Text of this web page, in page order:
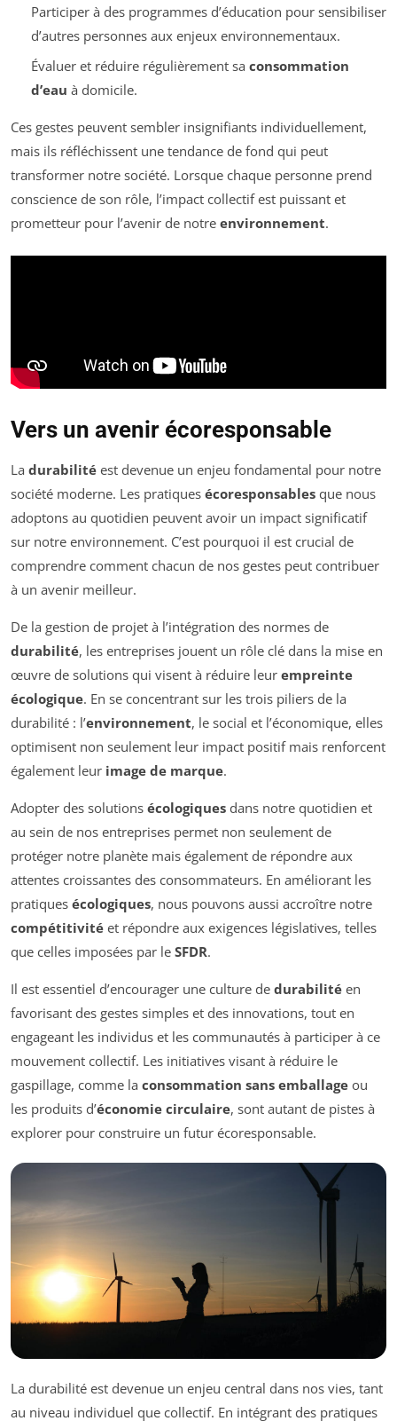
Participer à des programmes d’éducation pour sensibiliser
d’autres personnes aux enjeux environnementaux.
Évaluer et réduire régulièrement sa consommation
d’eau à domicile.
Ces gestes peuvent sembler insignifiants individuellement,
mais ils réfléchissent une tendance de fond qui peut
transformer notre société. Lorsque chaque personne prend
conscience de son rôle, l’impact collectif est puissant et
prometteur pour l’avenir de notre environnement.
Vers un avenir écoresponsable
La durabilité est devenue un enjeu fondamental pour notre
société moderne. Les pratiques écoresponsables que nous
adoptons au quotidien peuvent avoir un impact significatif
sur notre environnement. C’est pourquoi il est crucial de
comprendre comment chacun de nos gestes peut contribuer
à un avenir meilleur.
De la gestion de projet à l’intégration des normes de
durabilité, les entreprises jouent un rôle clé dans la mise en
œuvre de solutions qui visent à réduire leur empreinte
écologique. En se concentrant sur les trois piliers de la
durabilité : l’environnement, le social et l’économique, elles
optimisent non seulement leur impact positif mais renforcent
également leur image de marque.
Adopter des solutions écologiques dans notre quotidien et
au sein de nos entreprises permet non seulement de
protéger notre planète mais également de répondre aux
attentes croissantes des consommateurs. En améliorant les
pratiques écologiques, nous pouvons aussi accroître notre
compétitivité et répondre aux exigences législatives, telles
que celles imposées par le SFDR.
Il est essentiel d’encourager une culture de durabilité en
favorisant des gestes simples et des innovations, tout en
engageant les individus et les communautés à participer à ce
mouvement collectif. Les initiatives visant à réduire le
gaspillage, comme la consommation sans emballage ou
les produits d’économie circulaire, sont autant de pistes à
explorer pour construire un futur écoresponsable.
La durabilité est devenue un enjeu central dans nos vies, tant
au niveau individuel que collectif. En intégrant des pratiques